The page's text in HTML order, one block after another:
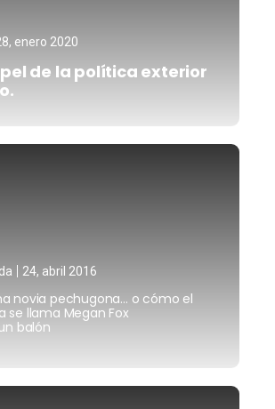
enero 2020
de la política exterior
24, abril 2016
novia pechugona… o cómo el
se llama Megan Fox
balón